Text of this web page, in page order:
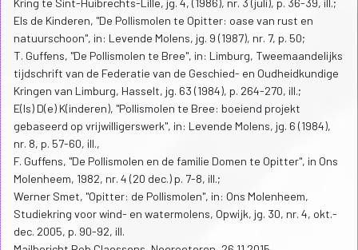
Kring te Sint-Huibrechts-Lille, jg. 4, (1986), nr. 3 (juli), p. 36-39, ill.;
Els de Kinderen, "De Pollismolen te Opitter: oase van rust en
natuurschoon", in: Levende Molens, jg. 9 (1987), nr. 7, p. 50;
T. Guffens, "De Pollismolen te Bree", in: Limburg, Tweemaandelijks
tijdschrift van de Federatie van de Geschied- en Oudheidkundige
Kringen van Limburg, Hasselt, jg. 63 (1984), p. 264-270, ill.;
E(ls) D(e) K(inderen), "Pollismolen te Bree: boeiend projekt
gebaseerd op vrijwilligerswerk", in: Levende Molens, jg. 6 (1984),
nr. 8, p. 57-60, ill.,
F. Guffens, "De Pollismolen en de familie Domen te Opitter", in Ons
Molenheem, 1982, nr. 4 (20 dec.) p. 7-8, ill.;
Werner Smet, "Opitter: de Pollismolen", in: Ons Molenheem,
Studiekring voor wind- en watermolens, Opwijk, jg. 30, nr. 4, okt.-
dec. 2005, p. 90-92, ill.